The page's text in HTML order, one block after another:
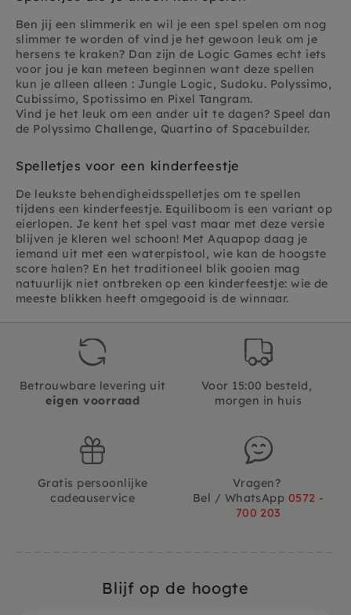
Ben jij een slimmerik en wil je een spel spelen om nog
slimmer te worden of vind je het gewoon leuk om je
hersens te kraken? Dan zijn de Logic Games echt iets
voor jou je kan meteen beginnen want deze spellen
kun je alleen alleen : Jungle Logic, Sudoku. Polyssimo,
Cubissimo, Spotissimo en Pixel Tangram.
Vind je het leuk om een ander uit te dagen? Speel dan
de Polyssimo Challenge, Quartino of Spacebuilder.
Spelletjes voor een kinderfeestje
De leukste behendigheidsspelletjes om te spellen
tijdens een kinderfeestje. Equiliboom is een variant op
eierlopen. Je kent het spel vast maar met deze versie
blijven je kleren wel schoon! Met Aquapop daag je
iemand uit met een waterpistool, wie kan de hoogste
score halen? En het traditioneel blik gooien mag
natuurlijk niet ontbreken op een kinderfeestje: wie de
meeste blikken heeft omgegooid is de winnaar.
Betrouwbare levering uit
eigen voorraad
Voor 15:00 besteld,
morgen in huis
Gratis persoonlijke
cadeauservice
Vragen?
Bel / WhatsApp 0572 -
700 203
Blijf op de hoogte